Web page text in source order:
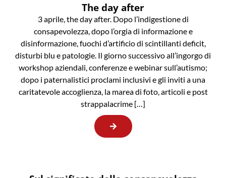
The day after
3 aprile, the day after. Dopo l’indigestione di
consapevolezza, dopo l’orgia di informazione e
disinformazione, fuochi d’artificio di scintillanti deficit,
disturbi blu e patologie. Il giorno successivo all’ingorgo di
workshop aziendali, conferenze e webinar sull’autismo;
dopo i paternalistici proclami inclusivi e gli inviti a una
caritatevole accoglienza, la marea di foto, articoli e post
strappalacrime […]